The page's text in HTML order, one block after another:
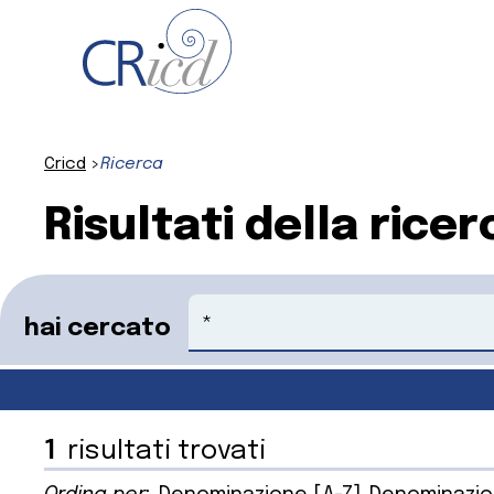
Cricd Ricerca
Risultati della
hai cercato
Cerca
1 risultati trovati